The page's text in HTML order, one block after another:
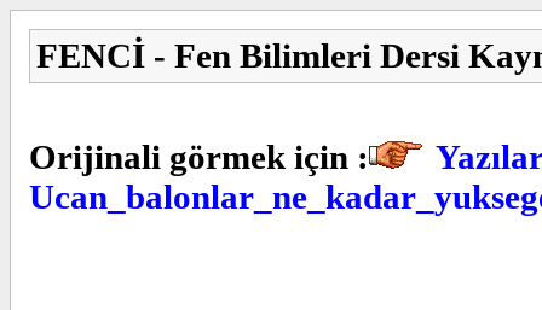
FENCİ - Fen Bilimleri Dersi
Orijinali görmek için :